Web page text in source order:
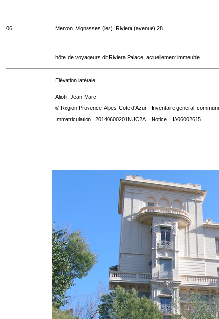
06 Menton. Vignasses (les). Riviera (avenue) 28
hôtel de voyageurs dit Riviera Palace, actuellement immeuble
Elévation latérale.
Aliotti, Jean-Marc
© Région Provence-Alpes-Côte d'Azur - Inventaire général.
Immatriculation : 20140600201NUC2A Notice : IA06002615